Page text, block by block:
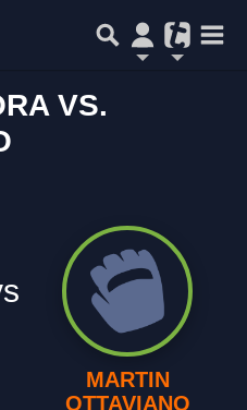
VS.
MARTIN
OTTAVIANO